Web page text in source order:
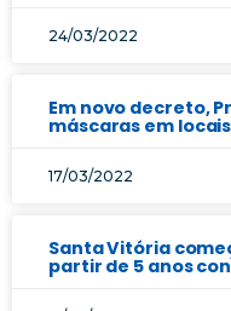
24/03/2022
Em novo decreto,
máscaras em
17/03/2022
Santa Vitória
partir de 5 anos